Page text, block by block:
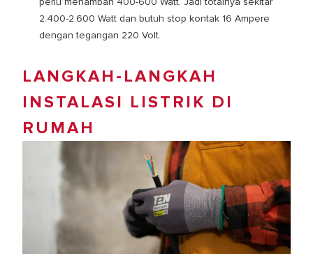
2.400-2.600 Watt dan butuh stop kontak 16 Ampere
dengan tegangan 220 Volt.
LANGKAH-LANGKAH
INSTALASI LISTRIK DI
RUMAH